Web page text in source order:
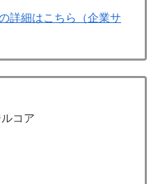
詳細はこちら（企業サ
コア